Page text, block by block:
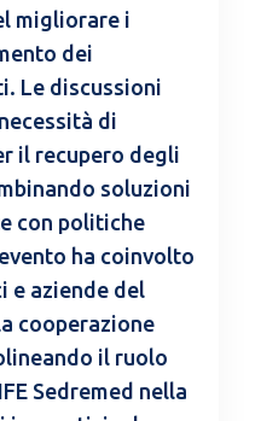
migliorare i
dei
Le discussioni
di
il recupero degli
soluzioni
con politiche
ha coinvolto
e aziende del
cooperazione
il ruolo
Sedremed nella